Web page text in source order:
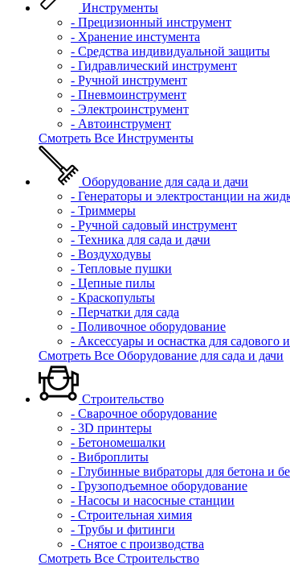
Инструменты
- Прецизионный инструмент
- Хранение инстумента
- Средства индивидуальной защиты
- Гидравлический инструмент
- Ручной инструмент
- Пневмоинструмент
- Электроинструмент
- Автоинструмент
Смотреть Все Инструменты
Оборудование для сада и дачи
- Генераторы и электростанции на
- Триммеры
- Ручной садовый инструмент
- Техника для сада и дачи
- Воздуходувы
- Тепловые пушки
- Цепные пилы
- Краскопульты
- Перчатки для сада
- Поливочное оборудование
- Аксессуары и оснастка для садового
Смотреть Все Оборудование для сада и дачи
Строительство
- Сварочное оборудование
- 3D принтеры
- Бетономешалки
- Виброплиты
- Глубинные вибраторы для бетона и
- Грузоподъемное оборудование
- Насосы и насосные станции
- Строительная химия
- Трубы и фитинги
- Снятое с производства
Смотреть Все Строительство